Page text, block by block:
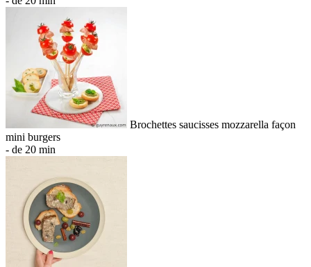
Brochettes saucisses mozzarella façon
mini burgers
- de 20 min